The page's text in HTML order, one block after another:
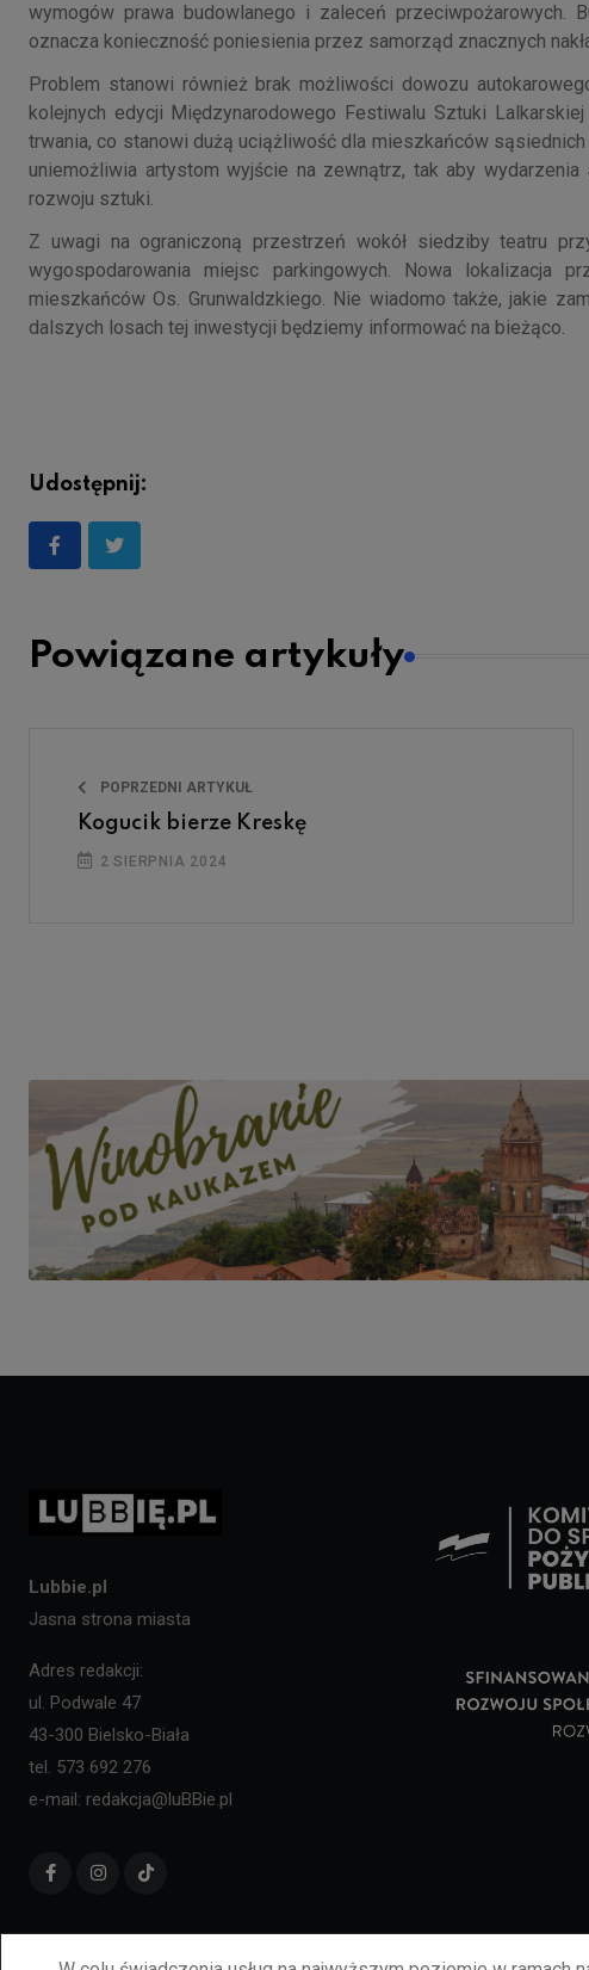
wymogów prawa budowlanego i zaleceń przeciwpożarowych.
oznacza konieczność poniesienia przez samorząd znacznych
Problem stanowi również brak możliwości dowozu
kolejnych edycji Międzynarodowego Festiwalu Sztuki
trwania, co stanowi dużą uciążliwość dla mieszkańców
uniemożliwia artystom wyjście na zewnątrz, tak aby
rozwoju sztuki.
Z uwagi na ograniczoną przestrzeń wokół siedziby teatru
wygospodarowania miejsc parkingowych. Nowa lokalizacja
mieszkańców Os. Grunwaldzkiego. Nie wiadomo także, jakie
dalszych losach tej inwestycji będziemy informować na bieżąco.
Udostępnij:
Powiązane artykuły
POPRZEDNI ARTYKUŁ
Kogucik bierze Kreskę
2 SIERPNIA 2024
Lubbie.pl
Jasna strona miasta
Adres redakcji:
ul. Podwale 47
43-300 Bielsko-Biała
tel. 573 692 276
e-mail: redakcja@luBBie.pl